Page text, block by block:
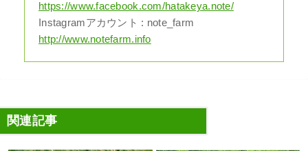
https://www.facebook.com/hatakeya.note/
Instagramアカウント : note_farm
http://www.notefarm.info
関連記事